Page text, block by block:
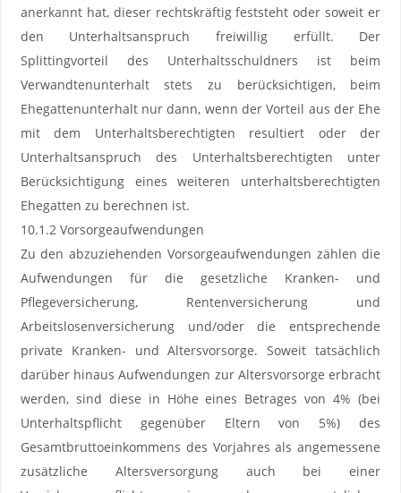
anerkannt hat, dieser rechtskräftig feststeht oder soweit er
den Unterhaltsanspruch freiwillig erfüllt. Der
Splittingvorteil des Unterhaltsschuldners ist beim
Verwandtenunterhalt stets zu berücksichtigen, beim
Ehegattenunterhalt nur dann, wenn der Vorteil aus der Ehe
mit dem Unterhaltsberechtigten resultiert oder der
Unterhaltsanspruch des Unterhaltsberechtigten unter
Berücksichtigung eines weiteren unterhaltsberechtigten
Ehegatten zu berechnen ist.
10.1.2 Vorsorgeaufwendungen
Zu den abzuziehenden Vorsorgeaufwendungen zählen die
Aufwendungen für die gesetzliche Kranken- und
Pflegeversicherung, Rentenversicherung und
Arbeitslosenversicherung und/oder die entsprechende
private Kranken- und Altersvorsorge. Soweit tatsächlich
darüber hinaus Aufwendungen zur Altersvorsorge erbracht
werden, sind diese in Höhe eines Betrages von 4% (bei
Unterhaltspflicht gegenüber Eltern von 5%) des
Gesamtbruttoeinkommens des Vorjahres als angemessene
zusätzliche Altersversorgung auch bei einer